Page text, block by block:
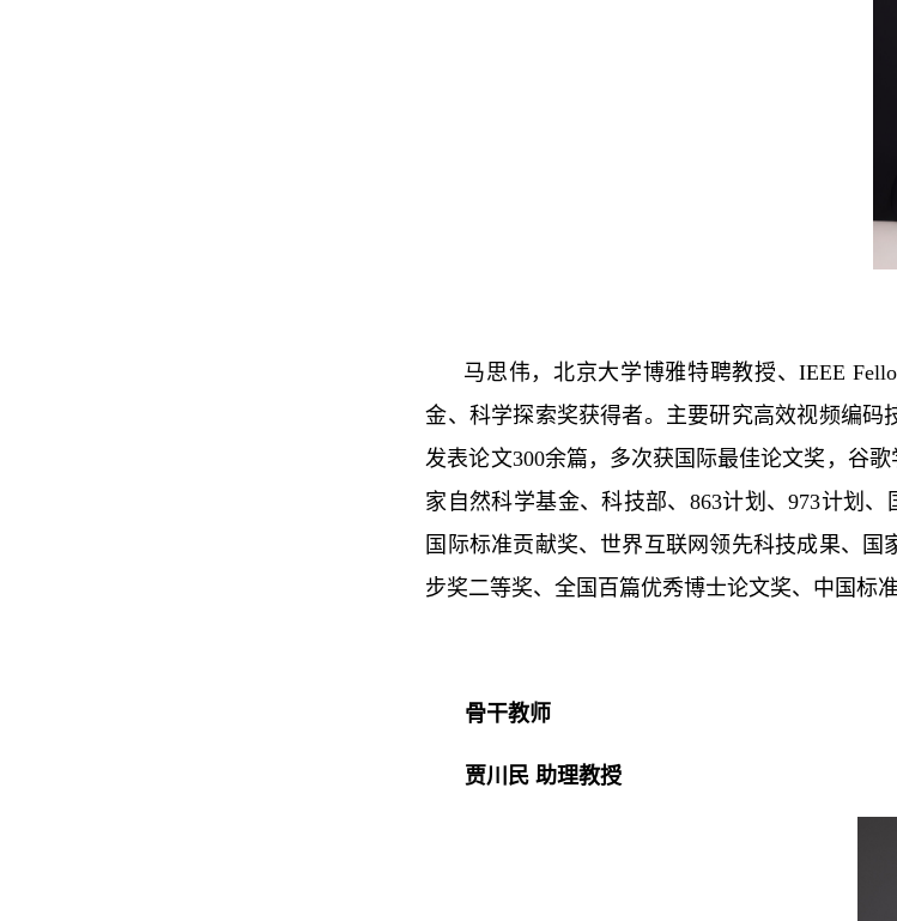
马思伟，北京大学博雅特聘教授、IEEE
金、科学探索奖获得者。主要研究高效视频编
发表论文300余篇，多次获国际最佳论文奖，谷
家自然科学基金、科技部、863计划、973计划
国际标准贡献奖、世界互联网领先科技成果、
步奖二等奖、全国百篇优秀博士论文奖、中国标
骨干教师
贾川民 助理教授